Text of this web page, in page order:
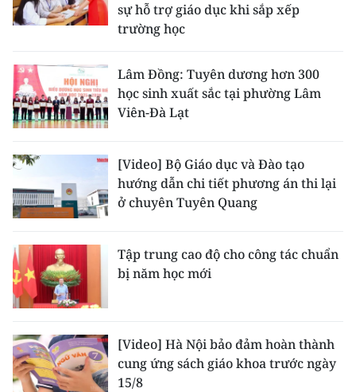
sự hỗ trợ giáo dục khi sắp xếp
trường học
Lâm Đồng: Tuyên dương hơn 300
học sinh xuất sắc tại phường Lâm
Viên-Đà Lạt
[Video] Bộ Giáo dục và Đào tạo
hướng dẫn chi tiết phương án thi lại
ở chuyên Tuyên Quang
Tập trung cao độ cho công tác chuẩn
bị năm học mới
[Video] Hà Nội bảo đảm hoàn thành
cung ứng sách giáo khoa trước ngày
15/8